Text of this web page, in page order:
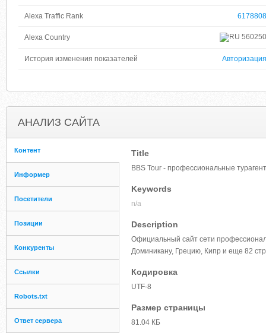
Alexa Traffic Rank 6178808
Alexa Country 560250
История изменения показателей Авторизация
АНАЛИЗ САЙТА
Контент
Информер
Посетители
Позиции
Конкуренты
Ссылки
Robots.txt
Ответ сервера
Title
BBS Tour - профессиональные
Keywords
n/a
Description
Официальный сайт сети
Доминикану, Грецию, Кипр и еще 82
Кодировка
UTF-8
Размер страницы
81.04 КБ